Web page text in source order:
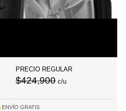
PRECIO REGULAR
$424,900 c/u
ENVÍO GRATIS